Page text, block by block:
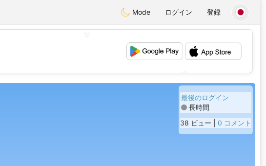
Mode ログイン 登録
最後のログイン
長時間
38 ビュー | 0 コメント